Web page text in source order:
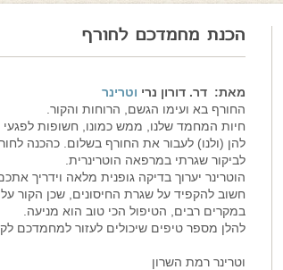
הכנת מחמדכם לחורף
מאת: דר. דורון נרי וטרינר
החורף בא ועימו הגשם, הרוחות והקור.
חיות המחמד שלנו, ממש כמונו, חשופות
להן (ולנו) לעבור את החורף בשלום. כהכנה
לביקור שגרתי במרפאה הוטרינרית.
הוטרינר יערוך בדיקה גופנית מלאה וידריך
חשוב להקפיד על שגרת החיסונים, שכן הקור
במקרים רבים, הטיפול הכי טוב הוא מניעה.
להלן מספר טיפים שיכולים לעזור למחמדכם
וטרינר רמת השרון